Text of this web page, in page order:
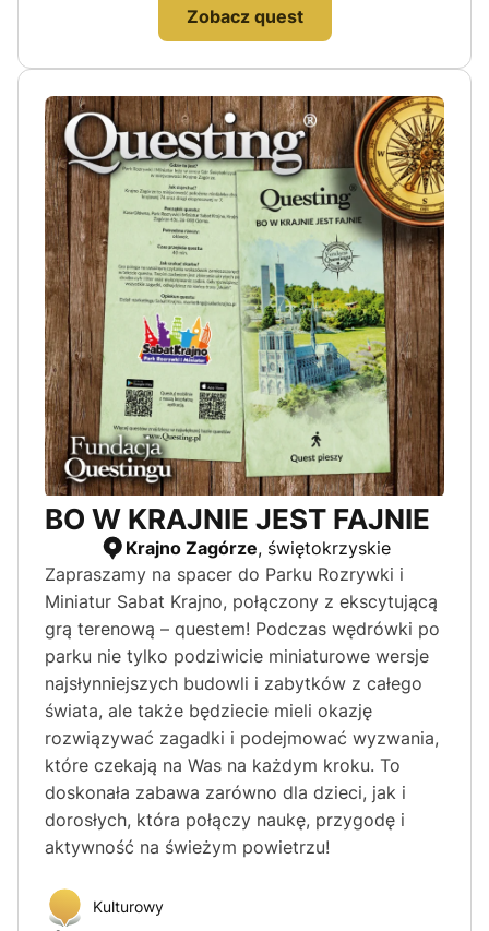
Zobacz quest
BO W KRAJNIE JEST FAJNIE
Krajno Zagórze, świętokrzyskie
Zapraszamy na spacer do Parku Rozrywki i
Miniatur Sabat Krajno, połączony z ekscytującą
grą terenową – questem! Podczas wędrówki po
parku nie tylko podziwicie miniaturowe wersje
najsłynniejszych budowli i zabytków z całego
świata, ale także będziecie mieli okazję
rozwiązywać zagadki i podejmować wyzwania,
które czekają na Was na każdym kroku. To
doskonała zabawa zarówno dla dzieci, jak i
dorosłych, która połączy naukę, przygodę i
aktywność na świeżym powietrzu!
Kulturowy